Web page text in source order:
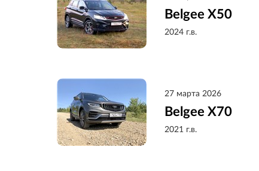
Belgee X50
2024 г.в.
27 марта 2026
Belgee X70
2021 г.в.